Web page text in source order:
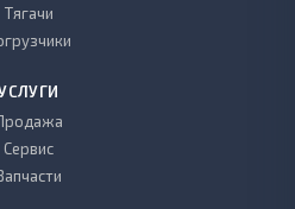
Тягачи
Сервис